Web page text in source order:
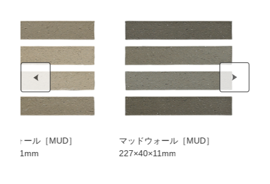
MUD］
マッドウォール［MUD］
227×40×11mm